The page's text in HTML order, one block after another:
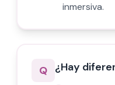
inmersiva.
Q ¿Hay